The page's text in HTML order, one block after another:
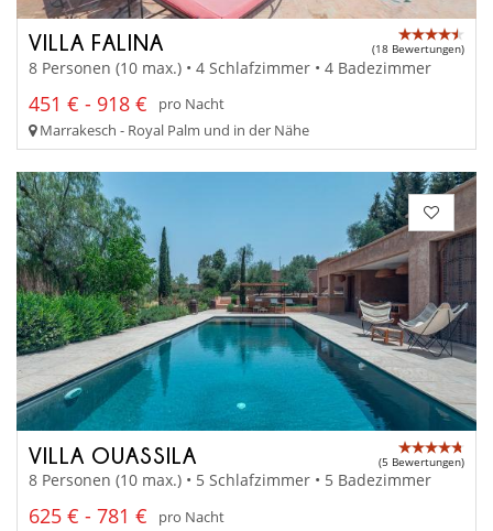
VILLA FALINA (18 Bewertungen)
8 Personen (10 max.) • 4 Schlafzimmer • 4 Badezimmer
451 € - 918 €
pro Nacht
Marrakesch - Royal Palm und in der Nähe
VILLA OUASSILA (5 Bewertungen)
8 Personen (10 max.) • 5 Schlafzimmer • 5 Badezimmer
625 € - 781 €
pro Nacht